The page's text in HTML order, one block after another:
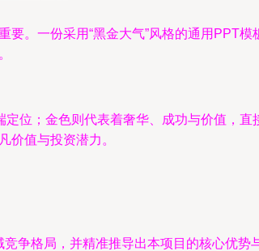
。一份采用“黑金大气”风格的通用PPT模
位；金色则代表着奢华、成功与价值，
价值与投资潜力。
争格局，并精准推导出本项目的核心优势